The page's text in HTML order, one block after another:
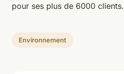
pour ses plus de 6000 clients.
Environnement